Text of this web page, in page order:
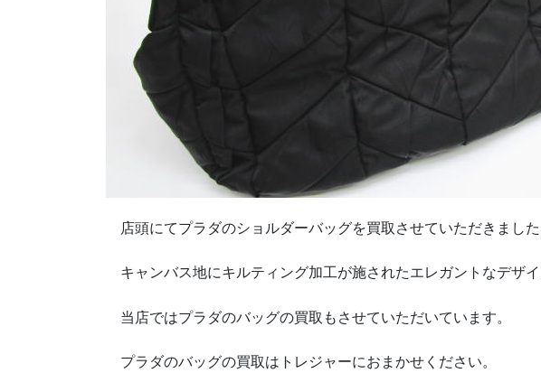
店頭にてプラダのショルダーバッグを買取させていただきました
キャンバス地にキルティング加工が施されたエレガントなデザイ
当店ではプラダのバッグの買取もさせていただいています。
プラダのバッグの買取はトレジャーにおまかせください。